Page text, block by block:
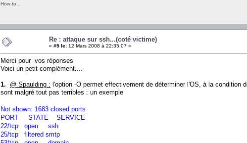
How to...
Re : attaque sur ssh...(coté victime)
« #5 le: 12 Mars 2008 à 22:35:07 »
Merci pour vos réponses
Voici un petit complément....
1. @ Spaulding : l'option -O permet effectivement de déterminer l'OS, à la
sont malgré tout pas terribles : un exemple
Not shown: 1683 closed ports
PORT STATE SERVICE
22/tcp open ssh
25/tcp filtered smtp